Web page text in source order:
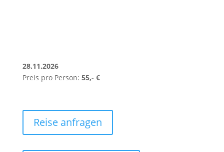
28.11.2026
Preis pro Person: 55,- €
Reise anfragen